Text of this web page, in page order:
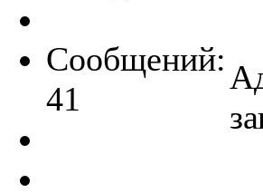
Сообщений:
41